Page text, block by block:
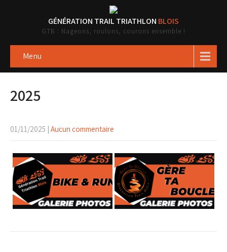
GÉNÉRATION TRAIL TRIATHLON BLOIS
GTB : Nageons, roulons, courons ensemble !
Menu
2025
01/11/2025 | Aucun commentaire